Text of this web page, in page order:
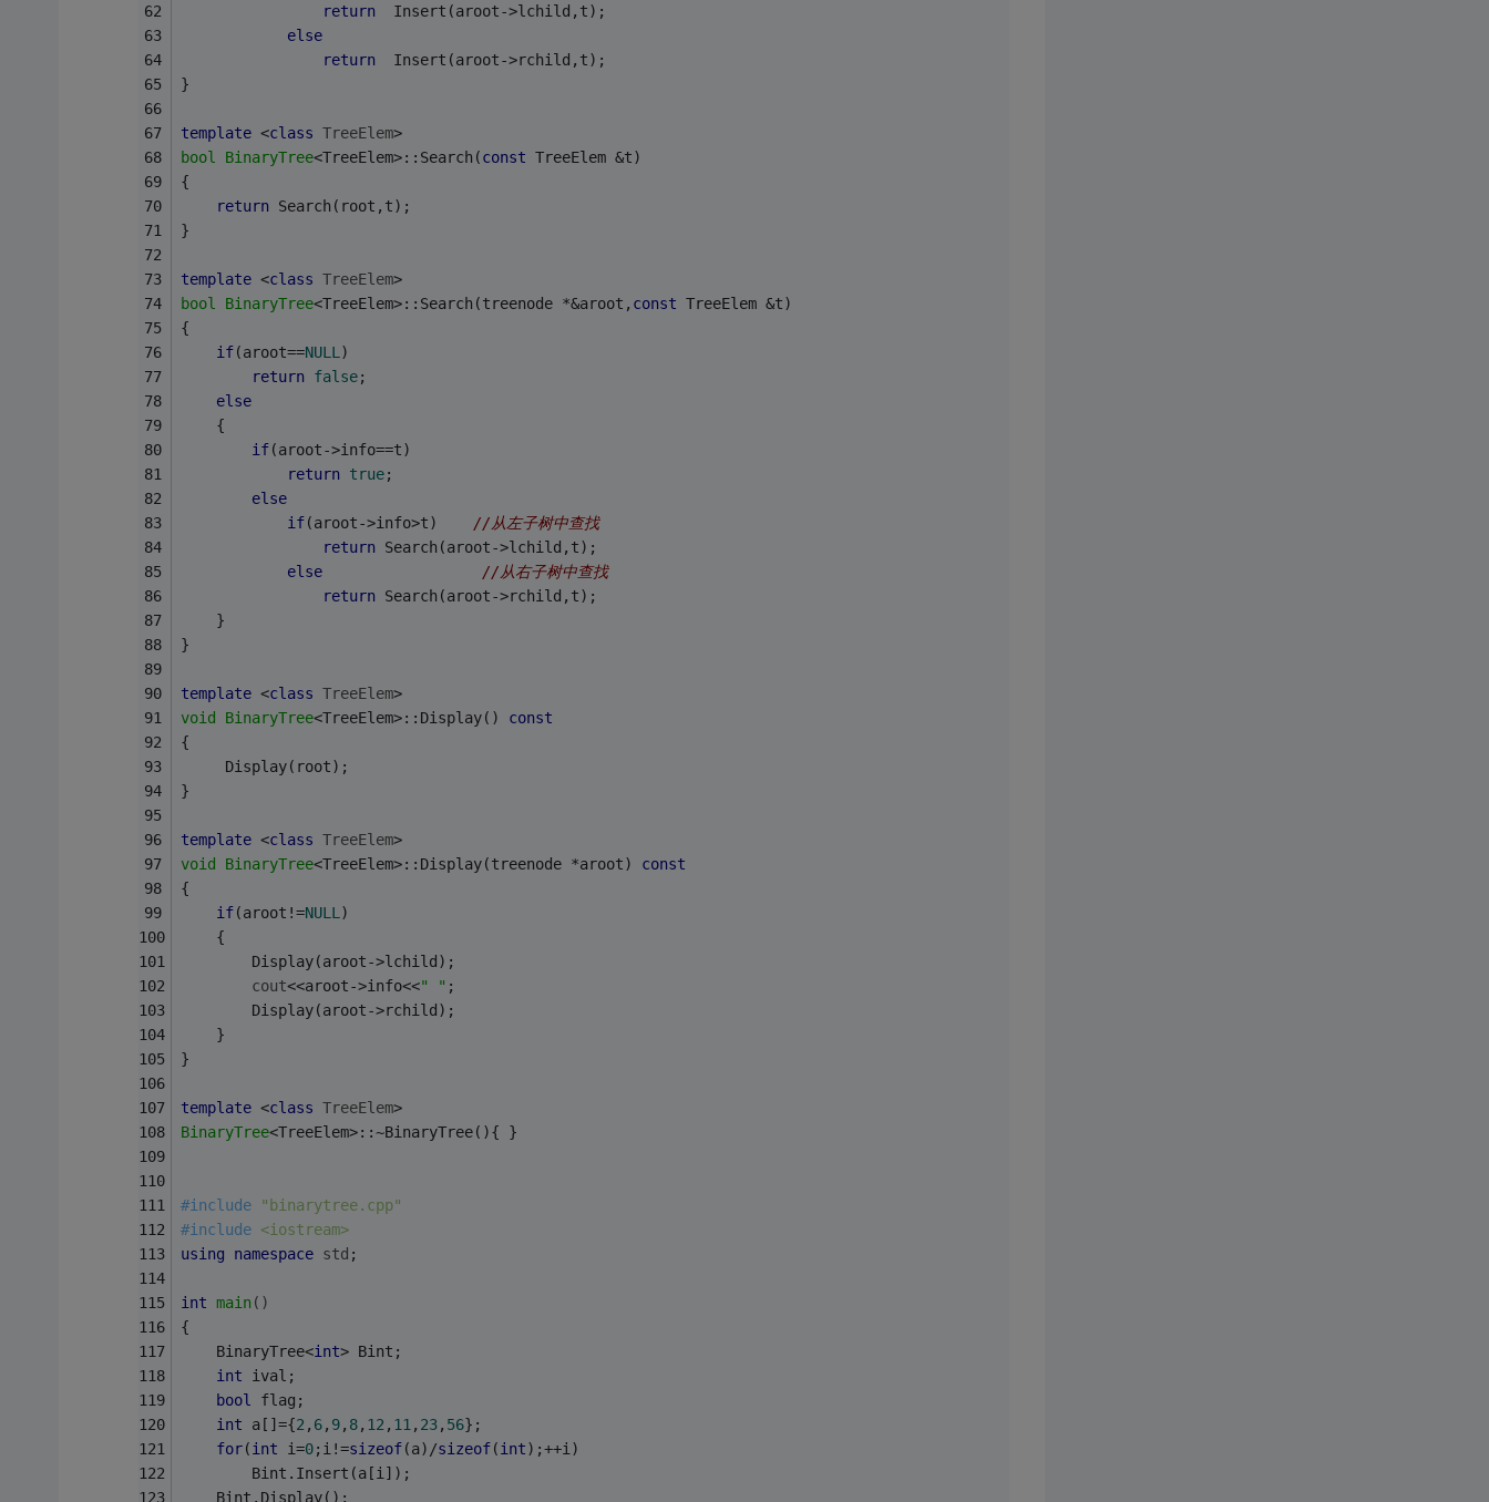
return
  Insert(aroot->lchild,t);
else
return
	Insert(aroot->rchild,t);
}
template <class TreeElem>
bool
BinaryTree<TreeElem>::Search(const TreeElem &t)
{
return Search(root,t);
}
template <class TreeElem>
bool
BinaryTree<TreeElem>::Search(treenode *&aroot, const TreeElem &t)
{
if(aroot==NULL )
return false;
else
	{
if(aroot->info==t)
return true;
else
if(aroot->info>t) //从左子树中查找
return Search(aroot->lchild,t);
else
//从右子树中查找
return Search(aroot->rchild,t);
	}
}
template <class TreeElem>
void
BinaryTree<TreeElem>::Display() const
{
	 Display(root);
}
template <class TreeElem>
void
BinaryTree<TreeElem>::Display(treenode *aroot) const
{
if(aroot!=NULL )
	{
		Display(aroot->lchild);
cout<<aroot->info<<" " ;
		Display(aroot->rchild);
	}
}
template <class TreeElem>
BinaryTree<TreeElem>::~BinaryTree(){ }
#include
"binarytree.cpp"
#include <iostream>
using
namespace std ;
int main()
{
	BinaryTree<
int> Bint;
int ival;
bool
flag;
int a[]={2 , 6, 9, 8, 12 , 11 , 23, 56};
for(int i=0;i!=sizeof(a)/sizeof(int);++i)
		Bint.Insert(a[i]);
	Bint.Display();